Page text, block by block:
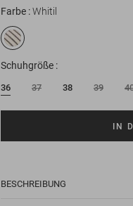
Farbe Whitil
Schuhgröße
36 37 38 39
IN
BESCHREIBUNG